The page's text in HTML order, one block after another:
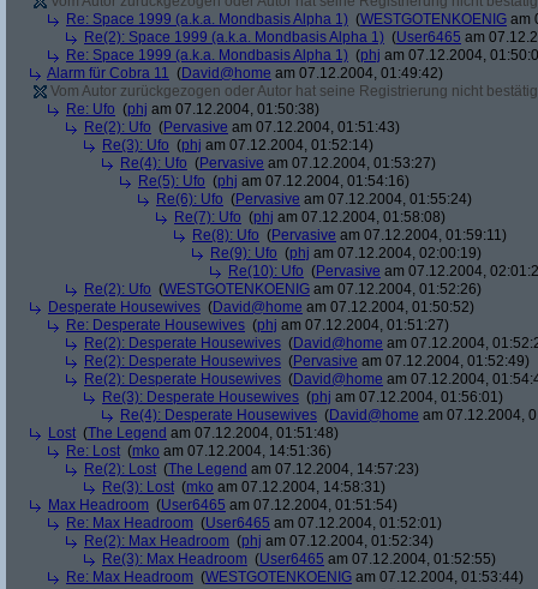
Re: Space 1999 (a.k.a. Mondbasis Alpha 1) (WESTGOTENKOENIG am
Re(2): Space 1999 (a.k.a. Mondbasis Alpha 1) (User6465 am
Re: Space 1999 (a.k.a. Mondbasis Alpha 1) (phj am 07.12.2004,
Alarm für Cobra 11 (David@home am 07.12.2004, 01:49:42)
Vom Autor zurückgezogen oder Autor hat seine Registrierung nicht
Re: Ufo (phj am 07.12.2004, 01:50:38)
Re(2): Ufo (Pervasive am 07.12.2004, 01:51:43)
Re(3): Ufo (phj am 07.12.2004, 01:52:14)
Re(4): Ufo (Pervasive am 07.12.2004, 01:53:27)
Re(5): Ufo (phj am 07.12.2004, 01:54:16)
Re(6): Ufo (Pervasive am 07.12.2004, 01:55:24)
Re(7): Ufo (phj am 07.12.2004, 01:58:08)
Re(8): Ufo (Pervasive am 07.12.2004, 01:59:11)
Re(9): Ufo (phj am 07.12.2004, 02:00:19)
Re(10): Ufo (Pervasive am 07.12.2004,
Re(2): Ufo (WESTGOTENKOENIG am 07.12.2004, 01:52:26)
Desperate Housewives (David@home am 07.12.2004, 01:50:52)
Re: Desperate Housewives (phj am 07.12.2004, 01:51:27)
Re(2): Desperate Housewives (David@home am 07.12.2004,
Re(2): Desperate Housewives (Pervasive am 07.12.2004, 01:52:49)
Re(2): Desperate Housewives (David@home am 07.12.2004,
Re(3): Desperate Housewives (phj am 07.12.2004, 01:56:01)
Re(4): Desperate Housewives (David@home am 07.12.2004,
Lost (The Legend am 07.12.2004, 01:51:48)
Re: Lost (mko am 07.12.2004, 14:51:36)
Re(2): Lost (The Legend am 07.12.2004, 14:57:23)
Re(3): Lost (mko am 07.12.2004, 14:58:31)
Max Headroom (User6465 am 07.12.2004, 01:51:54)
Re: Max Headroom (User6465 am 07.12.2004, 01:52:01)
Re(2): Max Headroom (phj am 07.12.2004, 01:52:34)
Re(3): Max Headroom (User6465 am 07.12.2004, 01:52:55)
Re: Max Headroom (WESTGOTENKOENIG am 07.12.2004, 01:53:44)